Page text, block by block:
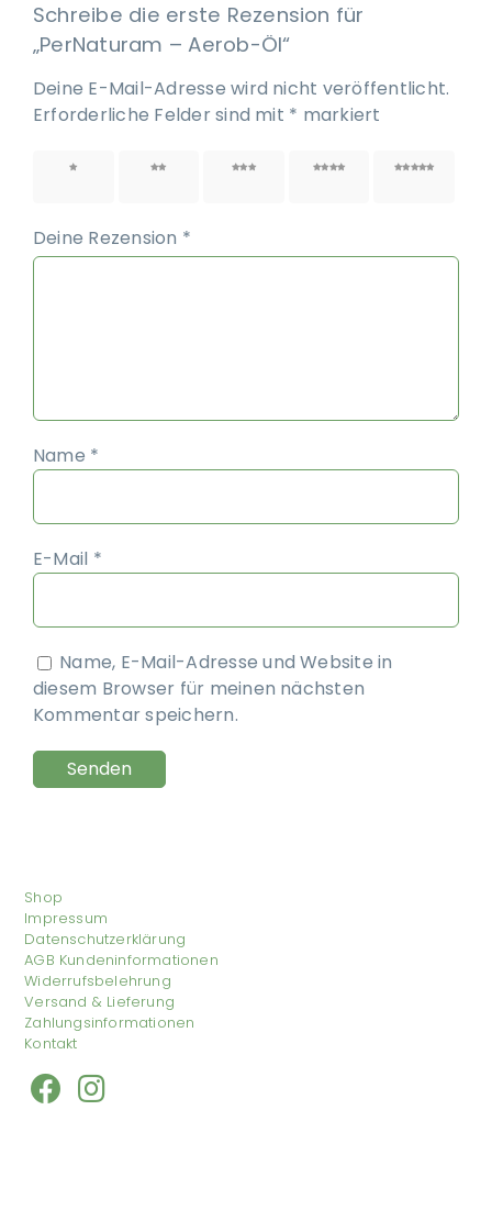
Schreibe die erste Rezension für
„PerNaturam – Aerob-Öl“
Deine E-Mail-Adresse wird nicht veröffentlicht.
Erforderliche Felder sind mit * markiert
1 von 2 von 3 von 4 von 5 von
Deine Rezension *
Name *
E-Mail *
Name, E-Mail-Adresse und Website in
diesem Browser für meinen nächsten
Kommentar speichern.
Shop
Impressum
Datenschutzerklärung
AGB Kundeninformationen
Widerrufsbelehrung
Versand & Lieferung
Zahlungsinformationen
Kontakt